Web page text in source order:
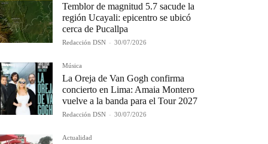
Temblor de magnitud 5.7 sacude la
región Ucayali: epicentro se ubicó
cerca de Pucallpa
Redacción DSN - 30/07/2026
Música
La Oreja de Van Gogh confirma
concierto en Lima: Amaia Montero
vuelve a la banda para el Tour 2027
Redacción DSN - 30/07/2026
Actualidad